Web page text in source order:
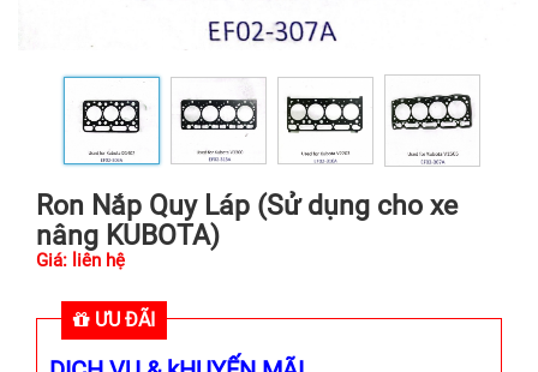
Ron Nắp Quy Láp (Sử dụng cho xe
nâng KUBOTA)
Giá: liên hệ
ƯU ĐÃI